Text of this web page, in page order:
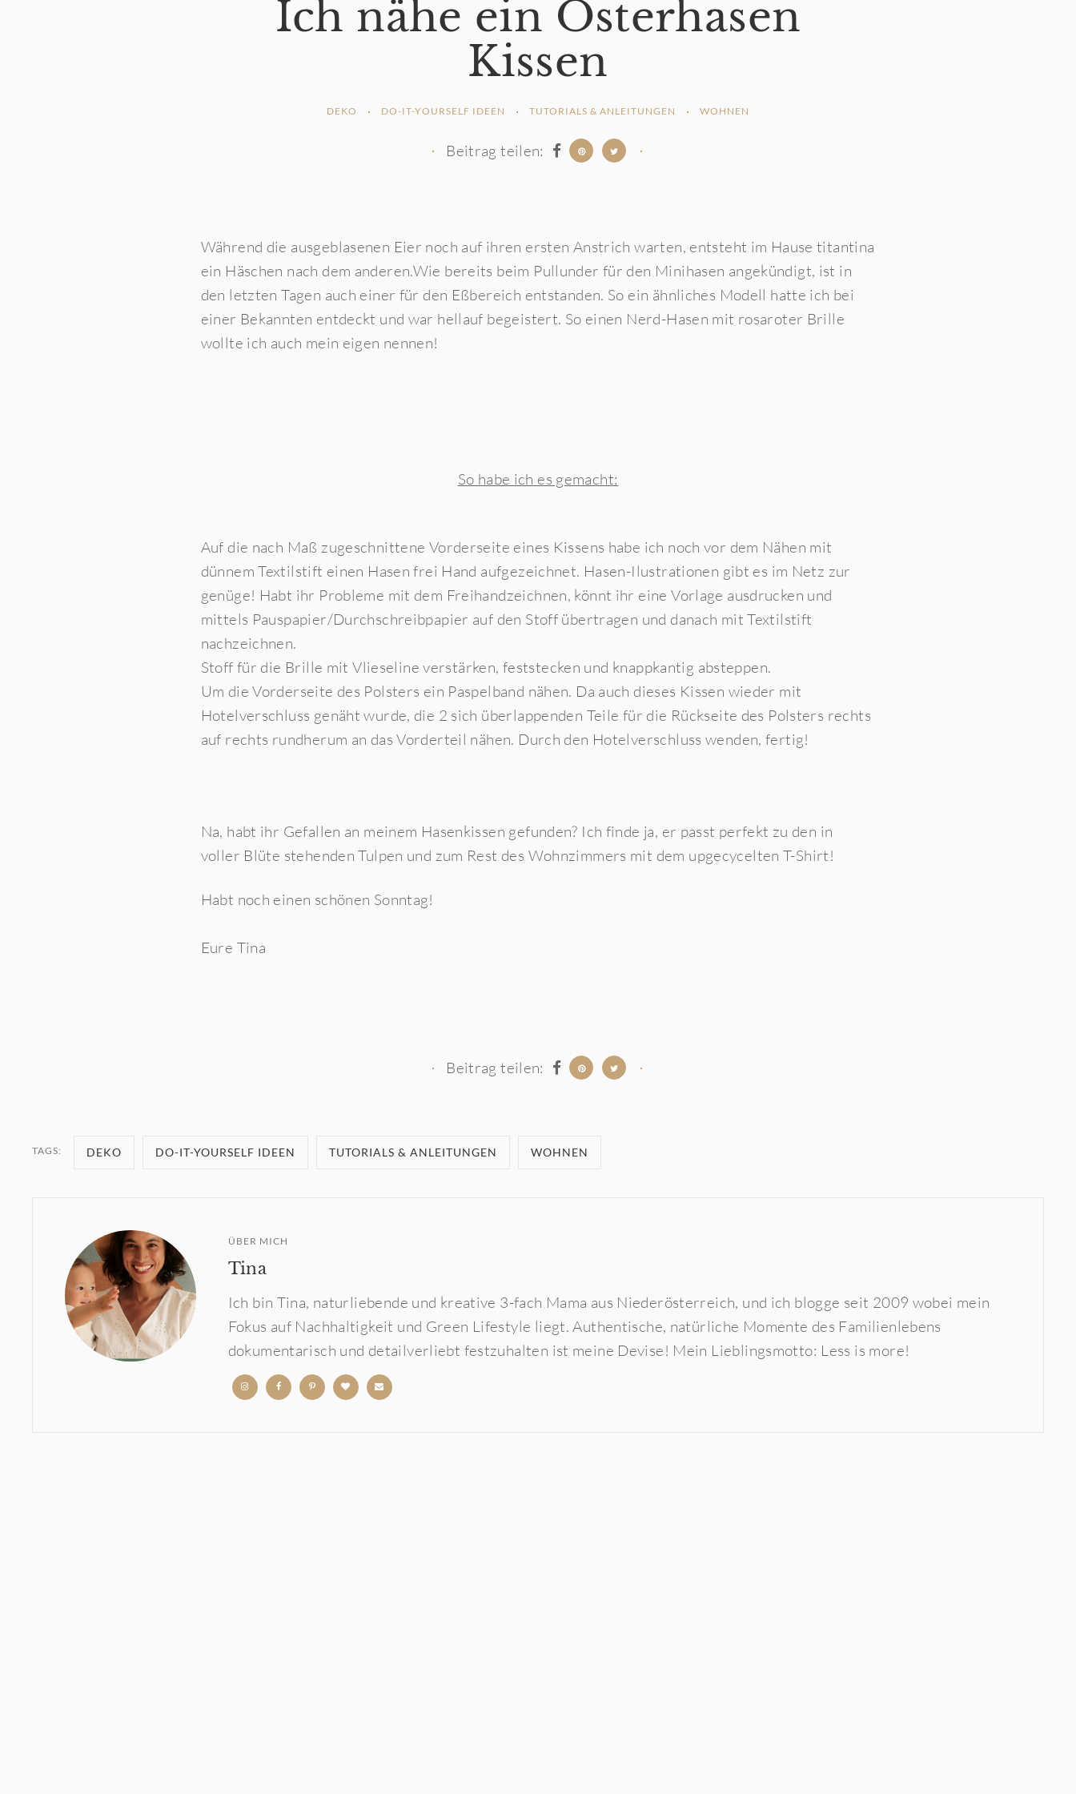
Ich nähe ein Osterhasen
Kissen
DEKO DO-IT-YOURSELF IDEEN TUTORIALS & ANLEITUNGEN WOHNEN
Beitrag teilen:
Während die ausgeblasenen Eier noch auf ihren ersten Anstrich warten, entsteht im Hause titantina
ein Häschen nach dem anderen.Wie bereits beim Pullunder für den Minihasen angekündigt, ist in
den letzten Tagen auch einer für den Eßbereich entstanden. So ein ähnliches Modell hatte ich bei
einer Bekannten entdeckt und war hellauf begeistert. So einen Nerd-Hasen mit rosaroter Brille
wollte ich auch mein eigen nennen!
So habe ich es gemacht:
Auf die nach Maß zugeschnittene Vorderseite eines Kissens habe ich noch vor dem Nähen mit
dünnem Textilstift einen Hasen frei Hand aufgezeichnet. Hasen-Ilustrationen gibt es im Netz zur
genüge! Habt ihr Probleme mit dem Freihandzeichnen, könnt ihr eine Vorlage ausdrucken und
mittels Pauspapier/Durchschreibpapier auf den Stoff übertragen und danach mit Textilstift
nachzeichnen.
Stoff für die Brille mit Vlieseline verstärken, feststecken und knappkantig absteppen.
Um die Vorderseite des Polsters ein Paspelband nähen. Da auch dieses Kissen wieder mit
Hotelverschluss genäht wurde, die 2 sich überlappenden Teile für die Rückseite des Polsters rechts
auf rechts rundherum an das Vorderteil nähen. Durch den Hotelverschluss wenden, fertig!
Na, habt ihr Gefallen an meinem Hasenkissen gefunden? Ich finde ja, er passt perfekt zu den in
voller Blüte stehenden Tulpen und zum Rest des Wohnzimmers mit dem upgecycelten T-Shirt!
Habt noch einen schönen Sonntag!
Eure Tina
Beitrag teilen:
TAGS: DEKO DO-IT-YOURSELF IDEEN TUTORIALS & ANLEITUNGEN WOHNEN
ÜBER MICH
Tina
Ich bin Tina, naturliebende und kreative 3-fach Mama aus Niederösterreich, und ich blogge seit 2009 wobei mein
Fokus auf Nachhaltigkeit und Green Lifestyle liegt. Authentische, natürliche Momente des Familienlebens
dokumentarisch und detailverliebt festzuhalten ist meine Devise! Mein Lieblingsmotto: Less is more!